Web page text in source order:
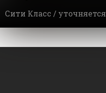
Сити Класс / уточняется